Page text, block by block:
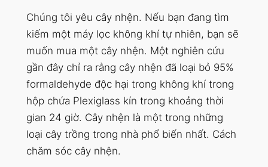
Chúng tôi yêu cây nhện. Nếu bạn đang tìm
kiếm một máy lọc không khí tự nhiên, bạn sẽ
muốn mua một cây nhện. Một nghiên cứu
gần đây chỉ ra rằng cây nhện đã loại bỏ 95%
formaldehyde độc ​​hại trong không khí trong
hộp chứa Plexiglass kín trong khoảng thời
gian 24 giờ. Cây nhện là một trong những
loại cây trồng trong nhà phổ biến nhất. Cách
chăm sóc cây nhện.